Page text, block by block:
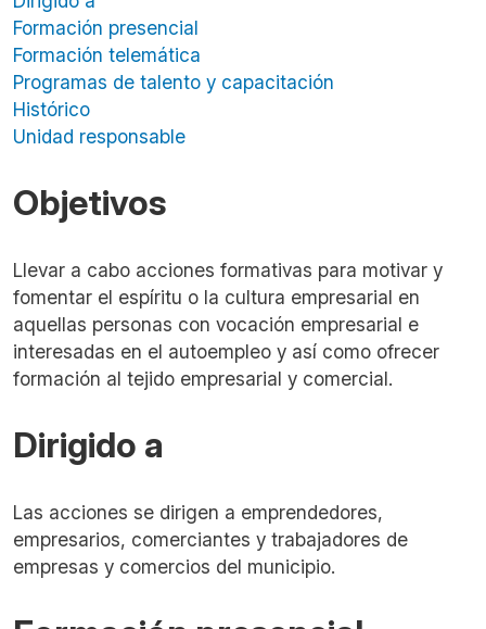
Formación presencial
Formación telemática
Programas de talento y capacitación
Histórico
Unidad responsable
Objetivos
Llevar a cabo acciones formativas para motivar y
fomentar el espíritu o la cultura empresarial en
aquellas personas con vocación empresarial e
interesadas en el autoempleo y así como ofrecer
formación al tejido empresarial y comercial.
Dirigido a
Las acciones se dirigen a emprendedores,
empresarios, comerciantes y trabajadores de
empresas y comercios del municipio.